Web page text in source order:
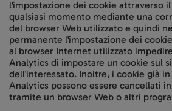
l'impostazione dei cookie attraverso
qualsiasi momento mediante una
del browser Web utilizzato e quindi
permanente l'impostazione dei
al browser Internet utilizzato
Analytics di impostare un cookie sul
dell'interessato. Inoltre, i cookie già
Analytics possono essere cancellati
tramite un browser Web o altri